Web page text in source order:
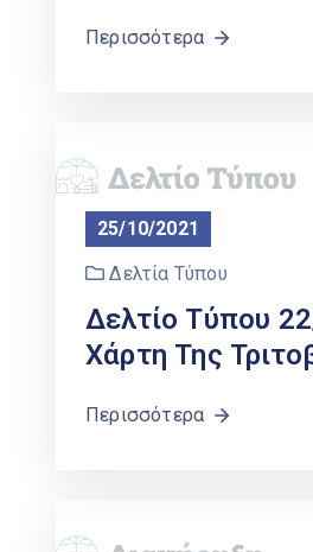
Περισσότερα
25/10/2021
Δελτία Τύπου
Δελτίο Τύπου
Χάρτη Της
Περισσότερα